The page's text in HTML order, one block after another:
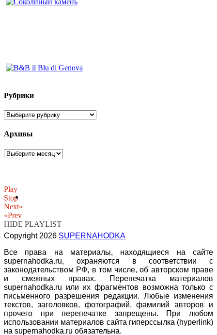
Рубрики
Рубрики
Архивы
Архивы
Play
Stop
Next»
«Prev
HIDE PLAYLIST
Copyright 2026 SUPERNAHODKA
Все права на материалы, находящиеся на сайте
supernahodka.ru, охраняются в соответствии с
законодательством РФ, в том числе, об авторском праве
и смежных правах. Перепечатка материалов
supernahodka.ru или их фрагментов возможна только с
письменного разрешения редакции. Любые изменения
текстов, заголовков, фотографий, фамилий авторов и
прочего при перепечатке запрещены. При любом
использовании материалов сайта гиперссылка (hyperlink)
на supernahodka.ru обязательна.